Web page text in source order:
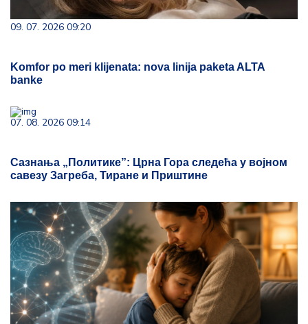
09. 07. 2026 09:20
Komfor po meri klijenata: nova linija paketa ALTA
banke
07. 08. 2026 09:14
Сазнања „Политике”: Црна Гора следећа у војном
савезу Загреба, Тиране и Приштине